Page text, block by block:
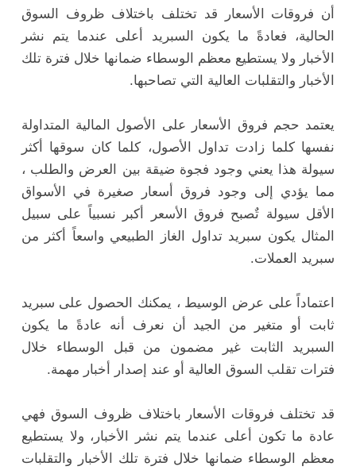
أن فروقات الأسعار قد تختلف باختلاف ظروف السوق
الحالية، فعادةً ما يكون السبريد أعلى عندما يتم نشر
الأخبار ولا يستطيع معظم الوسطاء ضمانها خلال فترة تلك
الأخبار والتقلبات العالية التي تصاحبها.
يعتمد حجم فروق الأسعار على الأصول المالية المتداولة
نفسها كلما زادت تداول الأصول، كلما كان سوقها أكثر
سيولة هذا يعني وجود فجوة ضيقة بين العرض والطلب ،
مما يؤدي إلى وجود فروق أسعار صغيرة في الأسواق
الأقل سيولة تٌصبح فروق الأسعر أكبر نسبياً على سبيل
المثال يكون سبريد تداول الغاز الطبيعي واسعاً أكثر من
سبريد العملات.
اعتماداً على عرض الوسيط ، يمكنك الحصول على سبريد
ثابت أو متغير من الجيد أن نعرف أنه عادةً ما يكون
السبريد الثابت غير مضمون من قبل الوسطاء خلال
فترات تقلب السوق العالية أو عند إصدار أخبار مهمة.
قد تختلف فروقات الأسعار باختلاف ظروف السوق فهي
عادة ما تكون أعلى عندما يتم نشر الأخبار، ولا يستطيع
معظم الوسطاء ضمانها خلال فترة تلك الأخبار والتقلبات